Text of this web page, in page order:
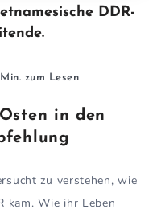
DDR-
zum Lesen
in den
zu verstehen, wie
kam. Wie ihr Leben